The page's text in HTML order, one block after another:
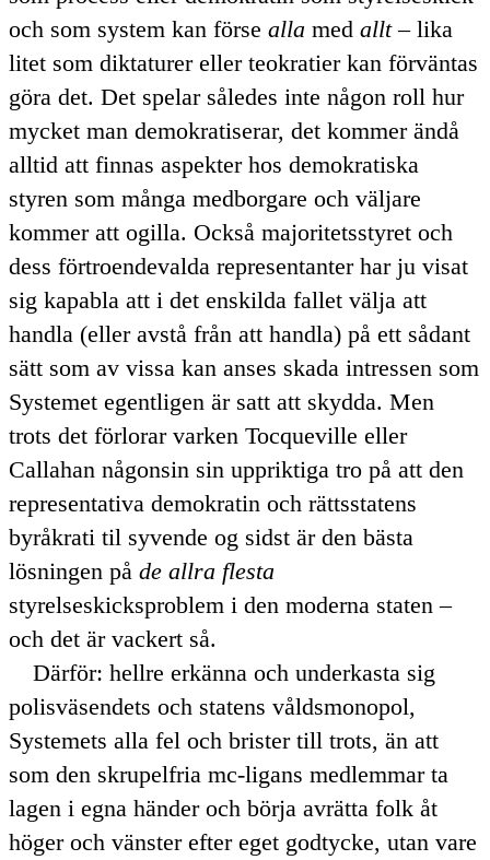
och som system kan förse alla med allt– lika
litet som diktaturer eller teokratier kan förväntas
göra det. Det spelar således inte någon roll hur
mycket man demokratiserar, det kommer ändå
alltid att finnas aspekter hos demokratiska
styren som många medborgare och väljare
kommer att ogilla. Också majoritetsstyret och
dess förtroendevalda representanter har ju visat
sig kapabla att i det enskilda fallet välja att
handla (eller avstå från att handla) på ett sådant
sätt som av vissa kan anses skada intressen som
Systemet egentligen är satt att skydda. Men
trots det förlorar varken Tocqueville eller
Callahan någonsin sin uppriktiga tro på att den
representativa demokratin och rättsstatens
byråkrati til syvende og sidst är den bästa
lösningen på de allra flesta
styrelseskicksproblem i den moderna staten –
och det är vackert så.
Därför: hellre erkänna och underkasta sig
polisväsendets och statens våldsmonopol,
Systemets alla fel och brister till trots, än att
som den skrupelfria mc-ligans medlemmar ta
lagen i egna händer och börja avrätta folk åt
höger och vänster efter eget godtycke, utan vare